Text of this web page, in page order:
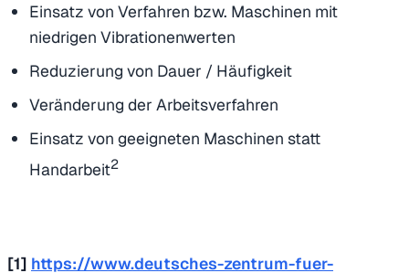
Einsatz von Verfahren bzw. Maschinen mit
niedrigen Vibrationenwerten
Reduzierung von Dauer / Häufigkeit
Veränderung der Arbeitsverfahren
Einsatz von geeigneten Maschinen statt
Handarbeit2
[1] https://www.deutsches-zentrum-fuer-